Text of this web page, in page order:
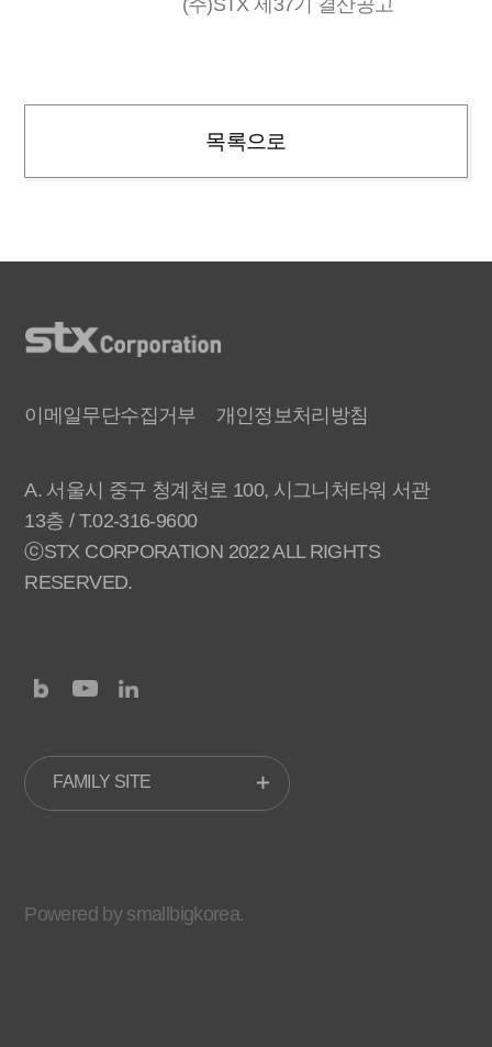
(주)STX 제37기 결산공고
목록으로
이메일무단수집거부 개인정보처리방침
A. 서울시 중구 청계천로 100, 시그니처타워 서관
13층 / T.02-316-9600
ⓒSTX CORPORATION 2022 ALL RIGHTS
RESERVED.
FAMILY SITE
Powered by smallbigkorea.